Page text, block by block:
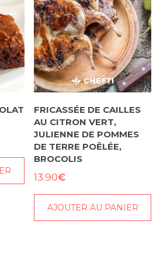
FRICASSÉE DE CAILLES
AU CITRON VERT,
JULIENNE DE POMMES
DE TERRE POÊLÉE,
BROCOLIS
13.90€
AJOUTER AU PANIER